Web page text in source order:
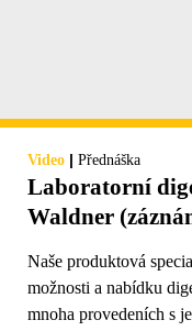
Video | Přednáška
Laboratorní
Waldner
Naše produktová
možnosti a nabídku
mnoha provedeních s